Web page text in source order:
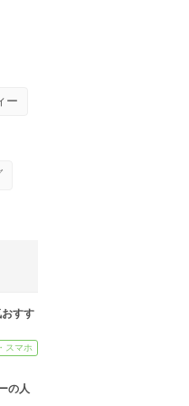
ー
すす
スマホ
の人